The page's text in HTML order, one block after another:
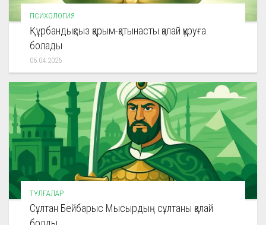
ПСИХОЛОГИЯ
Құрбандықсыз қарым-қатынасты қалай құруға
болады
06.04.2026
ТҰЛҒАЛАР
Сұлтан Бейбарыс Мысырдың сұлтаны қалай